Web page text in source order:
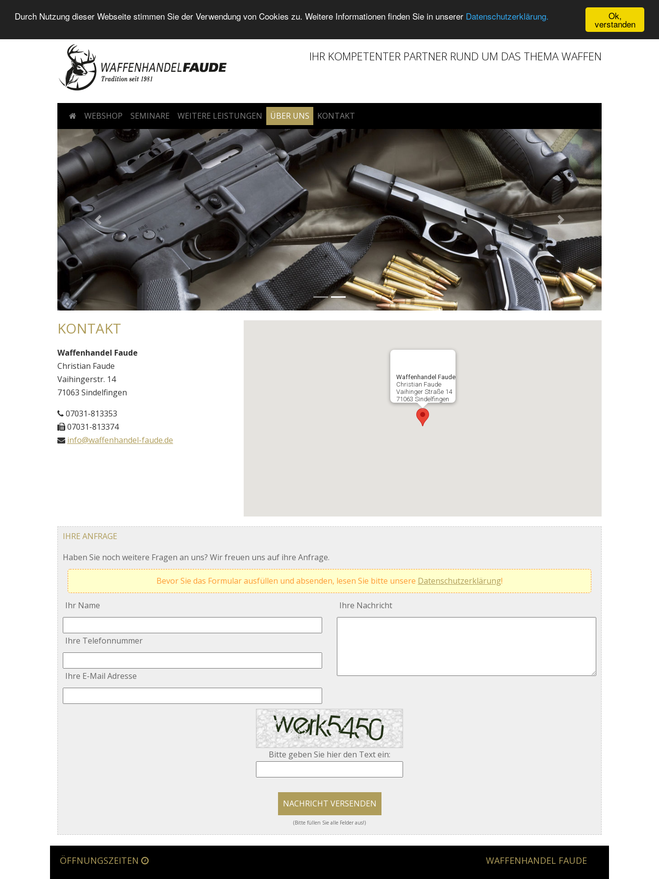
Ok,
verstanden
Durch Nutzung dieser Webseite stimmen Sie der Verwendung von Cookies zu. Weitere Informationen finden Sie in unserer Datenschutzerklärung.
IHR KOMPETENTER PARTNER RUND UM DAS THEMA WAFFEN
WEBSHOP SEMINARE WEITERE LEISTUNGEN ÜBER UNS KONTAKT
Previous Next
KONTAKT
Waffenhandel Faude
Christian Faude
Vaihingerstr. 14
71063 Sindelfingen
07031-813353
07031-813374
info@waffenhandel-faude.de
Waffenhandel Faude
Christian Faude
Vaihinger Straße 14
71063 Sindelfingen
IHRE ANFRAGE
Haben Sie noch weitere Fragen an uns? Wir freuen uns auf ihre Anfrage.
Bevor Sie das Formular ausfüllen und absenden, lesen Sie bitte unsere Datenschutzerklärung!
Ihr Name
Ihre Telefonnummer
Ihre E-Mail Adresse
Ihre Nachricht
Bitte geben Sie hier den Text ein:
NACHRICHT VERSENDEN
(Bitte füllen Sie alle Felder aus!)
ÖFFNUNGSZEITEN WAFFENHANDEL FAUDE